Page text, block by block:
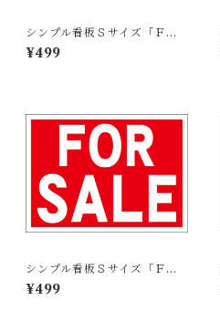
シンプル看板Ｓサイズ「ＦＯ
Ｒ ＲＥＡＳＥ」【不動産】屋
外可
¥499
シンプル看板Ｓサイズ「ＦＯ
Ｒ ＳＡＬＥ」【不動産】屋外
可
¥499